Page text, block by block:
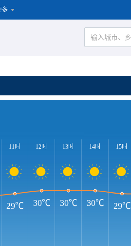
多
11时 12时 13时 14时 15时
29℃ 30℃ 30℃ 30℃ 29℃